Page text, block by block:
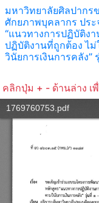
มหาวิทยาลัยศิลปากร
ศักยภาพบุคลากร ปร
“แนวทางการปฏิบัติง
ปฏิบัติงานที่ถูกต้อง ไ
วินัยการเงินการคลัง
คลิกปุ่ม + - ด้านล่าง เ